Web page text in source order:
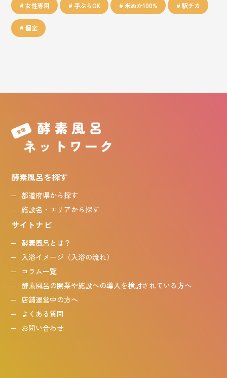
女性専用 手ぶらOK 米ぬか100% 駅チカ
個室
酵素風呂を探す
都道府県から探す
施設名・エリアから探す
サイトナビ
酵素風呂とは？
入浴イメージ（入浴の流れ）
コラム一覧
酵素風呂の開業や施設への導入を検討されている方へ
店舗運営中の方へ
よくある質問
お問い合わせ